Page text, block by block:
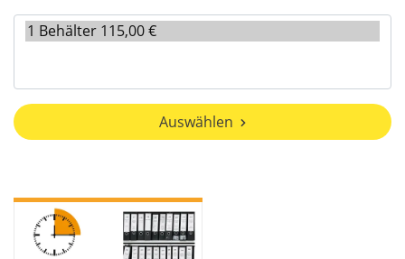
Auswählen